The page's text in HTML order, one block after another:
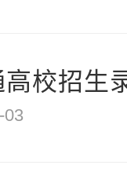
校招生
03